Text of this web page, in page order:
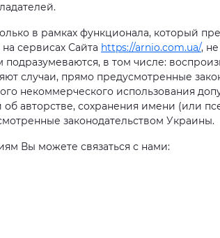
в рамках функционала, который
сервисах Сайта https://arnio.com.ua/,
в том числе:
случаи, прямо предусмотренные
некоммерческого использования
авторстве, сохранения имени (или
законодательством Украины.
Вы можете связаться с нами: